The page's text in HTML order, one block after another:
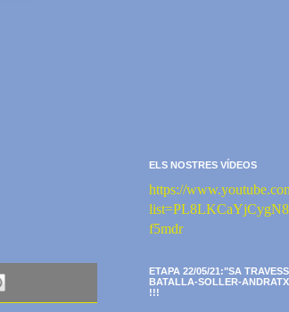
ELS NOSTRES VÍDEOS
https://
f5mdr
ETAPA 22/05/21:"SA
BATALLA-SOLLER-
!!!